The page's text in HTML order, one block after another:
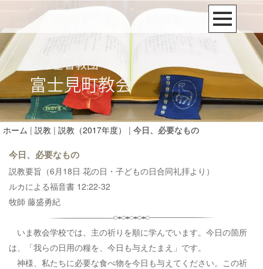
ホーム | 説教 | 説教（2017年度） | 今日、必要なもの
今日、必要なもの
説教要旨（6月18日 花の日・子どもの日合同礼拝より）
ルカによる福音書 12:22-32
牧師 藤盛勇紀
いま教会学校では、主の祈りを順に学んでいます。今日の箇所
は、「我らの日用の糧を、今日も与えたまえ」です。
神様、私たちに必要な食べ物を今日も与えてください。この祈